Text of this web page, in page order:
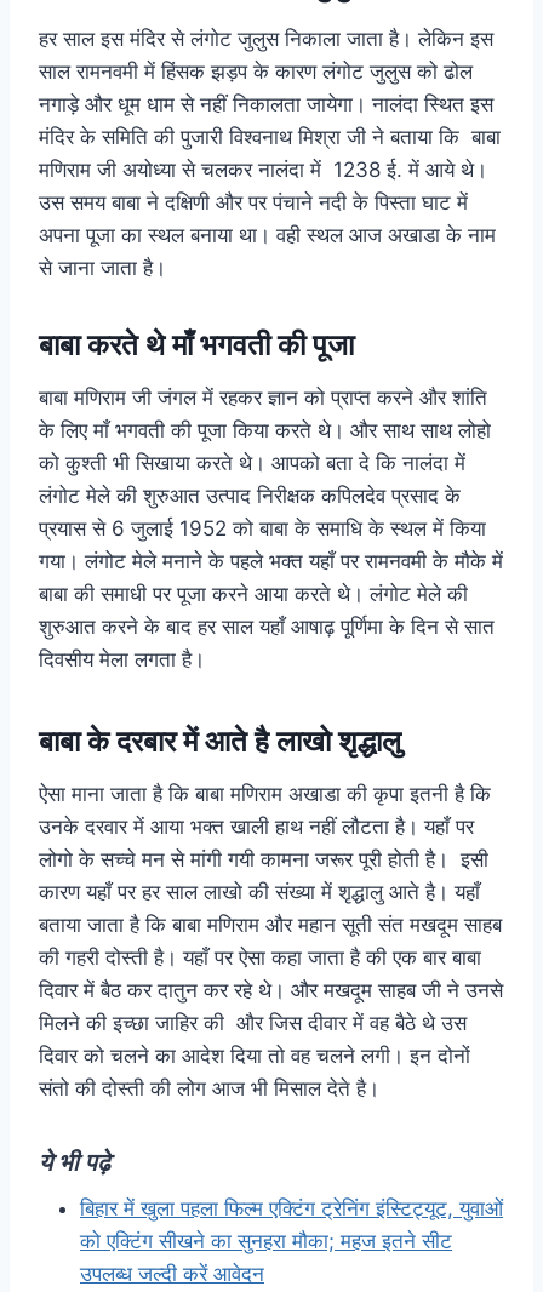
हर साल इस मंदिर से लंगोट जुलुस निकाला जाता है। लेकिन इस
साल रामनवमी में हिंसक झड़प के कारण लंगोट जुलुस को ढोल
नगाड़े और धूम धाम से नहीं निकालता जायेगा। नालंदा स्थित इस
मंदिर के समिति की पुजारी विश्वनाथ मिश्रा जी ने बताया कि बाबा
मणिराम जी अयोध्या से चलकर नालंदा में 1238 ई. में आये थे।
उस समय बाबा ने दक्षिणी और पर पंचाने नदी के पिस्ता घाट में
अपना पूजा का स्थल बनाया था। वही स्थल आज अखाडा के नाम
से जाना जाता है।
बाबा करते थे माँ भगवती की पूजा
बाबा मणिराम जी जंगल में रहकर ज्ञान को प्राप्त करने और शांति
के लिए माँ भगवती की पूजा किया करते थे। और साथ साथ लोहो
को कुश्ती भी सिखाया करते थे। आपको बता दे कि नालंदा में
लंगोट मेले की शुरुआत उत्पाद निरीक्षक कपिलदेव प्रसाद के
प्रयास से 6 जुलाई 1952 को बाबा के समाधि के स्थल में किया
गया। लंगोट मेले मनाने के पहले भक्त यहाँ पर रामनवमी के मौके में
बाबा की समाधी पर पूजा करने आया करते थे। लंगोट मेले की
शुरुआत करने के बाद हर साल यहाँ आषाढ़ पूर्णिमा के दिन से सात
दिवसीय मेला लगता है।
बाबा के दरबार में आते है लाखो शृद्धालु
ऐसा माना जाता है कि बाबा मणिराम अखाडा की कृपा इतनी है कि
उनके दरवार में आया भक्त खाली हाथ नहीं लौटता है। यहाँ पर
लोगो के सच्चे मन से मांगी गयी कामना जरूर पूरी होती है। इसी
कारण यहाँ पर हर साल लाखो की संख्या में शृद्धालु आते है। यहाँ
बताया जाता है कि बाबा मणिराम और महान सूती संत मखदूम साहब
की गहरी दोस्ती है। यहाँ पर ऐसा कहा जाता है की एक बार बाबा
दिवार में बैठ कर दातुन कर रहे थे। और मखदूम साहब जी ने उनसे
मिलने की इच्छा जाहिर की और जिस दीवार में वह बैठे थे उस
दिवार को चलने का आदेश दिया तो वह चलने लगी। इन दोनों
संतो की दोस्ती की लोग आज भी मिसाल देते है।
ये भी पढ़े
बिहार में खुला पहला फिल्म एक्टिंग ट्रेनिंग इंस्टिट्यूट, युवाओं
को एक्टिंग सीखने का सुनहरा मौका; महज इतने सीट
उपलब्ध जल्दी करें आवेदन